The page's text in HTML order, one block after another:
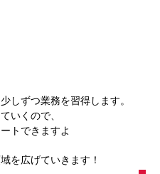
しずつ業務を習得します。
いくので、
トできますよ
を広げていきます！